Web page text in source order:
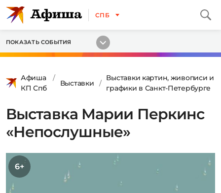
СПБ
ПОКАЗАТЬ СОБЫТИЯ
Афиша
КП Спб
Выставки
Выставки картин, живописи и
графики в Санкт-Петербурге
Выставка Марии Перкинс
«Непослушные»
6+